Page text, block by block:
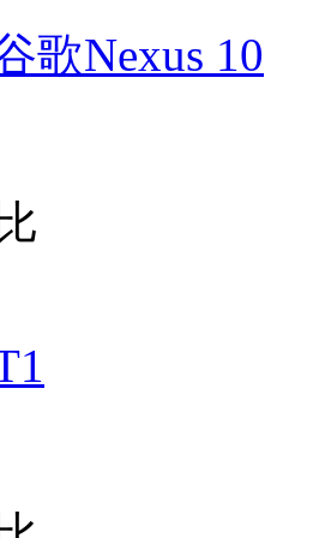
歌Nexus 10